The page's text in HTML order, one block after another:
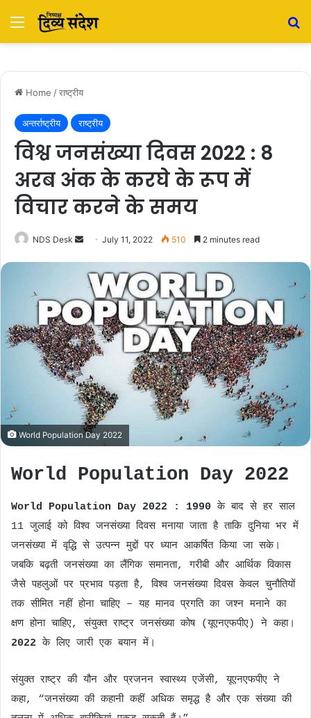
Menu
Home /राष्ट्रीय
अन्तर्राष्ट्रीय राष्ट्रीय
विश्व जनसंख्या दिवस 2022 : 8
अरब अंक के करघे के रूप में
विचार करने के समय
NDS Desk
n
d
a
n
e
m
a
i
l
July 11, 2022 510 2 minutes read
World Population Day 2022
World Population Day 2022
World Population Day 2022 : 1990 के बाद से हर साल
11 जुलाई को विश्व जनसंख्या दिवस मनाया जाता है ताकि दुनिया भर में
जनसंख्या में वृद्धि से उत्पन्न मुद्दों पर ध्यान आकर्षित किया जा सके।
जबकि बढ़ती जनसंख्या का लैंगिक समानता, गरीबी और आर्थिक विकास
जैसे पहलुओं पर प्रभाव पड़ता है, विश्व जनसंख्या दिवस केवल चुनौतियों
तक सीमित नहीं होना चाहिए – यह मानव प्रगति का जश्न मनाने का
क्षण होना चाहिए, संयुक्त राष्ट्र जनसंख्या कोष (यूएनएफपीए) ने कहा।
2022 के लिए जारी एक बयान में।
संयुक्त राष्ट्र की यौन और प्रजनन स्वास्थ्य एजेंसी, यूएनएफपीए ने
कहा, “जनसंख्या की कहानी कहीं अधिक समृद्ध है और एक संख्या की